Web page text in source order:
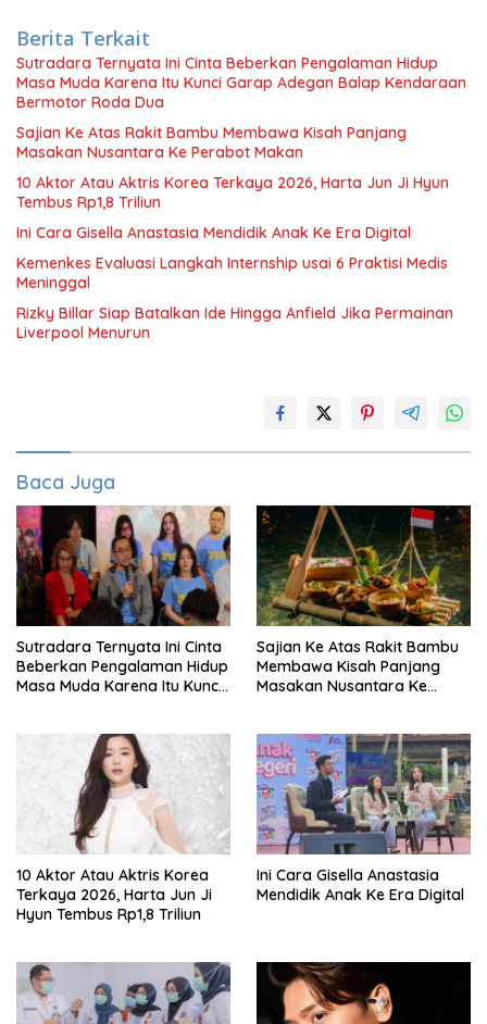
Berita Terkait
Sutradara Ternyata Ini Cinta Beberkan Pengalaman Hidup
Masa Muda Karena Itu Kunci Garap Adegan Balap Kendaraan
Bermotor Roda Dua
Sajian Ke Atas Rakit Bambu Membawa Kisah Panjang
Masakan Nusantara Ke Perabot Makan
10 Aktor Atau Aktris Korea Terkaya 2026, Harta Jun Ji Hyun
Tembus Rp1,8 Triliun
Ini Cara Gisella Anastasia Mendidik Anak Ke Era Digital
Kemenkes Evaluasi Langkah Internship usai 6 Praktisi Medis
Meninggal
Rizky Billar Siap Batalkan Ide Hingga Anfield Jika Permainan
Liverpool Menurun
Baca Juga
Sutradara Ternyata Ini Cinta
Beberkan Pengalaman Hidup
Masa Muda Karena Itu Kunci
Sajian Ke Atas Rakit Bambu
Membawa Kisah Panjang
Masakan Nusantara Ke
10 Aktor Atau Aktris Korea
Terkaya 2026, Harta Jun Ji
Hyun Tembus Rp1,8 Triliun
Ini Cara Gisella Anastasia
Mendidik Anak Ke Era Digital